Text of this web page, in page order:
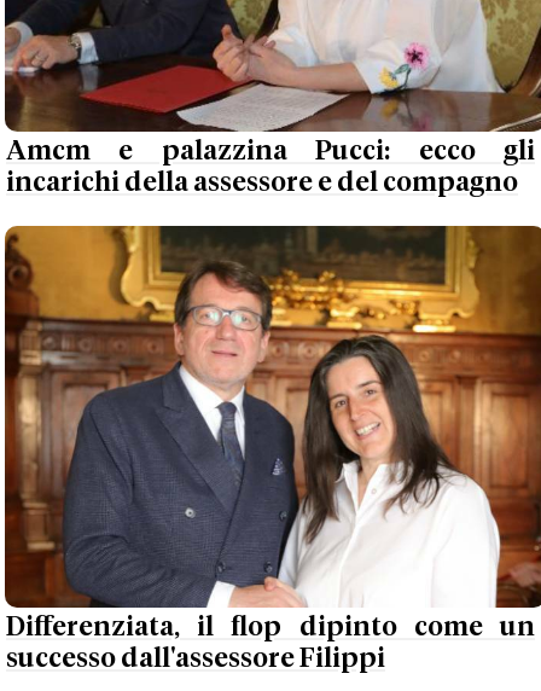
Amcm e palazzina Pucci: ecco gli
incarichi della assessore e del compagno
Differenziata, il flop dipinto come un
successo dall'assessore Filippi